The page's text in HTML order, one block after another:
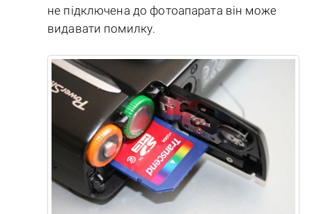
не підключена до фотоапарата він може
видавати помилку.